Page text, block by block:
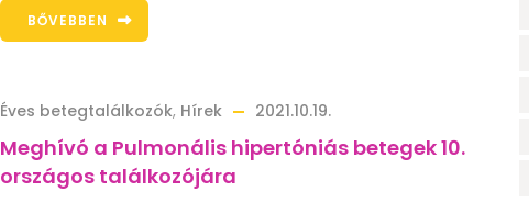
BŐVEBBEN
Éves betegtalálkozók, Hírek 2021.10.19.
Meghívó a Pulmonális hipertóniás betegek 10.
országos találkozójára